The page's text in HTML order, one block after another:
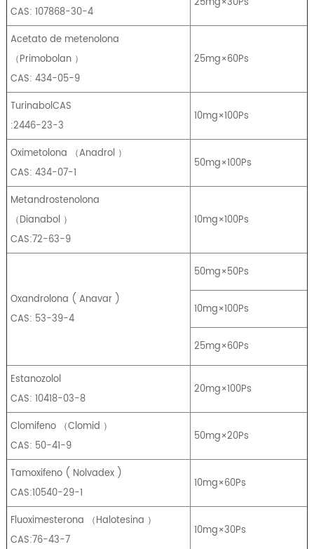
CAS: 107868-30-4
Acetato de metenolona
（Primobolan ）
CAS: 434-05-9
25mg×60Ps
TurinabolCAS
:2446-23-3
10mg×100Ps
Oximetolona （Anadrol ）
CAS: 434-07-1
50mg×100Ps
Metandrostenolona
（Dianabol ）
CAS:72-63-9
10mg×100Ps
Oxandrolona (Anavar )
CAS: 53-39-4
50mg×50Ps
10mg×100Ps
25mg×60Ps
Estanozolol
CAS: 10418-03-8
20mg×100Ps
Clomifeno （Clomid ）
CAS: 50-41-9
50mg×20Ps
Tamoxifeno ( Nolvadex )
CAS:10540-29-1
10mg×60Ps
Fluoximesterona （Halotesina ）
CAS:76-43-7
10mg×30Ps